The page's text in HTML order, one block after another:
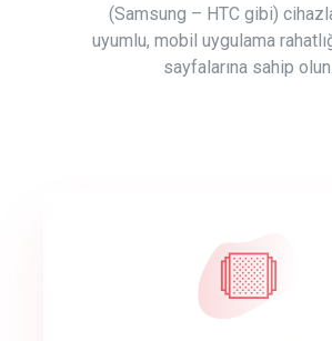
(Samsung – HTC gibi)
uyumlu, mobil uygulama
sayfalarına sahip olun.